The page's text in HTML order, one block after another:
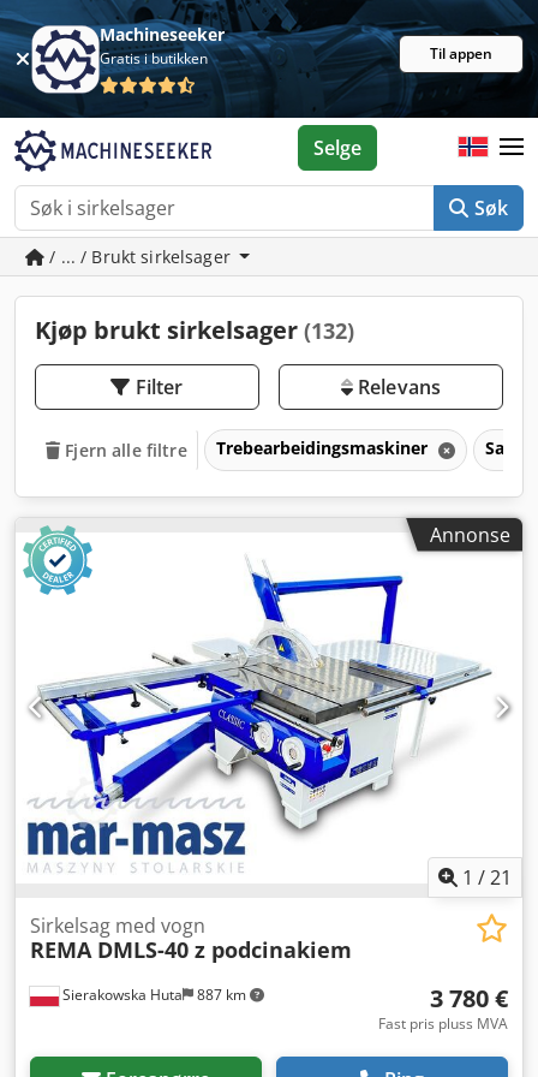
Machineseeker
Gratis i butikken Til appen
Søk
Selge
/ ... / Brukt sirkelsager
Kjøp brukt sirkelsager (132)
Filter Relevans
Fjern alle filtre Trebearbeidingsmaskiner
Annonse
1 /21
Sierakowska Huta 887 km
Sirkelsag med vogn
REMA DMLS-40 z podcinakiem
3 780 €
Fast pris pluss MVA